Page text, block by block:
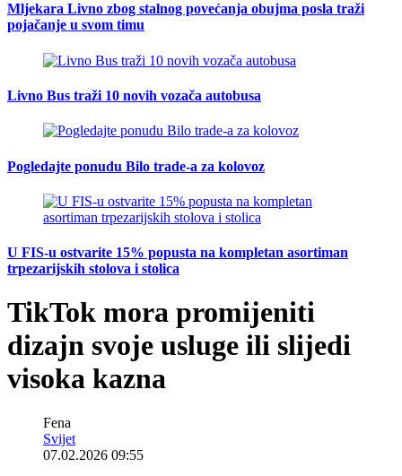
Mljekara Livno zbog stalnog povećanja obujma posla traži
pojačanje u svom timu
Livno Bus traži 10 novih vozača autobusa
Pogledajte ponudu Bilo trade-a za kolovoz
U FIS-u ostvarite 15% popusta na kompletan asortiman
trpezarijskih stolova i stolica
TikTok mora promijeniti
dizajn svoje usluge ili slijedi
visoka kazna
Fena
Svijet
07.02.2026 09:55